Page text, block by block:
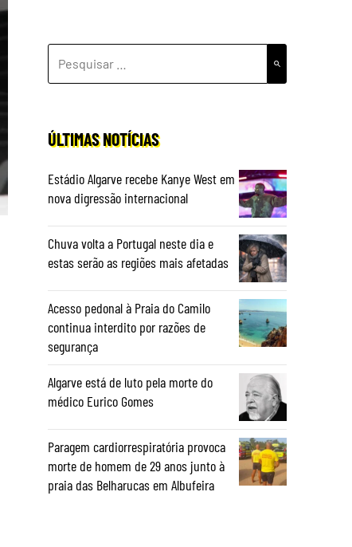
POR:
ÚLTIMAS NOTÍCIAS
Estádio Algarve recebe Kanye West em
nova digressão internacional
Chuva volta a Portugal neste dia e
estas serão as regiões mais afetadas
Acesso pedonal à Praia do Camilo
continua interdito por razões de
segurança
Algarve está de luto pela morte do
médico Eurico Gomes
Paragem cardiorrespiratória provoca
morte de homem de 29 anos junto à
praia das Belharucas em Albufeira